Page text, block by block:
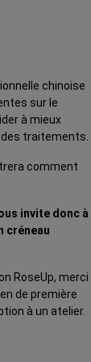
chinoise
sur le
à mieux
traitements.
comment
invite donc à
créneau
RoseUp, merci
de première
à un atelier.